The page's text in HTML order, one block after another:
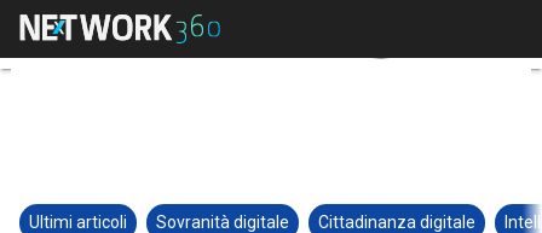
Ultimi articoli Sovranità digitale Cittadinanza digitale